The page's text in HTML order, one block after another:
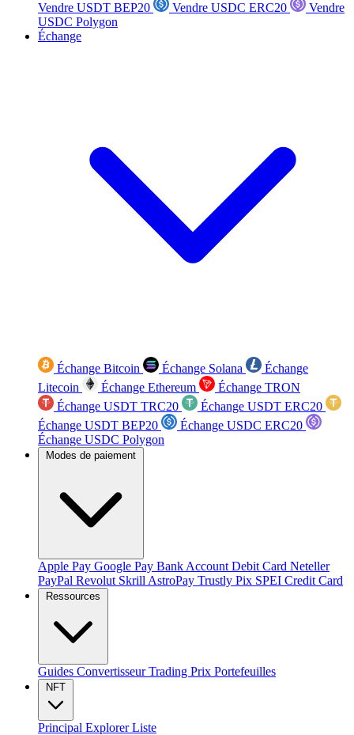
Vendre USDT BEP20
Vendre USDC ERC20
Vendre
USDC Polygon
Échange
Échange Bitcoin Échange Solana
Échange
Litecoin
Échange Ethereum
Échange TRON
Échange USDT TRC20
Échange USDT ERC20
Échange USDT BEP20
Échange USDC ERC20
Échange USDC Polygon
Modes de paiement
Apple Pay Google Pay Bank Account Debit Card Neteller
PayPal Revolut Skrill AstroPay Trustly Pix SPEI Credit Card
Ressources
Guides ConvertisseurTrading Prix Portefeuilles
NFT
Principal ExplorerListe